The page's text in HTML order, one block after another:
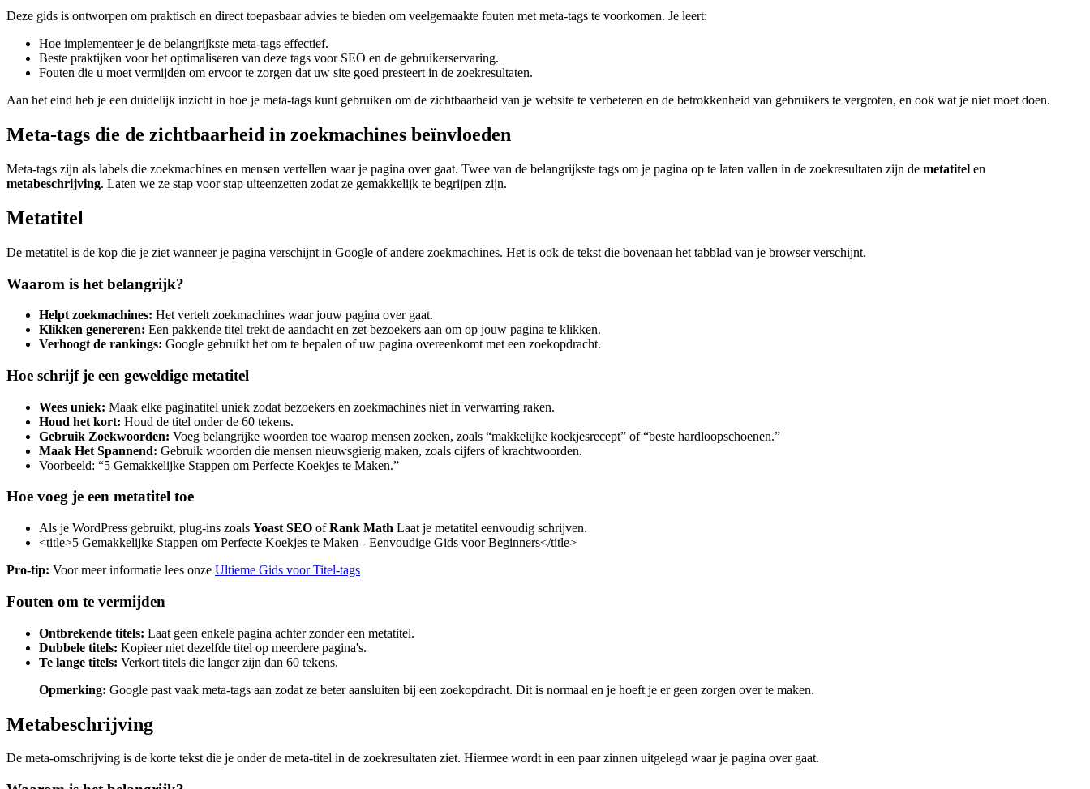
Deze gids is ontworpen om praktisch en direct toepasbaar advies te bieden om veelgemaakte fouten met meta-tags te voorkomen. Je leert:
Hoe implementeer je de belangrijkste meta-tags effectief.
Beste praktijken voor het optimaliseren van deze tags voor SEO en de gebruikerservaring.
Fouten die u moet vermijden om ervoor te zorgen dat uw site goed presteert in de zoekresultaten.
Aan het eind heb je een duidelijk inzicht in hoe je meta-tags kunt gebruiken om de zichtbaarheid van je website te verbeteren en de betrokkenheid van gebruikers te vergroten, en ook wat je niet moet doen.
Meta-tags die de zichtbaarheid in zoekmachines beïnvloeden
Meta-tags zijn als labels die zoekmachines en mensen vertellen waar je pagina over gaat. Twee van de belangrijkste tags om je pagina op te laten vallen in de zoekresultaten zijn de metatitel en
metabeschrijving. Laten we ze stap voor stap uiteenzetten zodat ze gemakkelijk te begrijpen zijn.
Metatitel
De metatitel is de kop die je ziet wanneer je pagina verschijnt in Google of andere zoekmachines. Het is ook de tekst die bovenaan het tabblad van je browser verschijnt.
Waarom is het belangrijk?
Helpt zoekmachines: Het vertelt zoekmachines waar jouw pagina over gaat.
Klikken genereren: Een pakkende titel trekt de aandacht en zet bezoekers aan om op jouw pagina te klikken.
Verhoogt de rankings: Google gebruikt het om te bepalen of uw pagina overeenkomt met een zoekopdracht.
Hoe schrijf je een geweldige metatitel
Wees uniek: Maak elke paginatitel uniek zodat bezoekers en zoekmachines niet in verwarring raken.
Houd het kort: Houd de titel onder de 60 tekens.
Gebruik Zoekwoorden: Voeg belangrijke woorden toe waarop mensen zoeken, zoals “makkelijke koekjesrecept” of “beste hardloopschoenen.”
Maak Het Spannend: Gebruik woorden die mensen nieuwsgierig maken, zoals cijfers of krachtwoorden.
Voorbeeld: “5 Gemakkelijke Stappen om Perfecte Koekjes te Maken.”
Hoe voeg je een metatitel toe
Als je WordPress gebruikt, plug-ins zoals Yoast SEO ofRank Math Laat je metatitel eenvoudig schrijven.
<title>5 Gemakkelijke Stappen om Perfecte Koekjes te Maken - Eenvoudige Gids voor Beginners</title>
Pro-tip: Voor meer informatie lees onze Ultieme Gids voor Titel-tags
Fouten om te vermijden
Ontbrekende titels: Laat geen enkele pagina achter zonder een metatitel.
Dubbele titels: Kopieer niet dezelfde titel op meerdere pagina's.
Te lange titels: Verkort titels die langer zijn dan 60 tekens.
Opmerking: Google past vaak meta-tags aan zodat ze beter aansluiten bij een zoekopdracht. Dit is normaal en je hoeft je er geen zorgen over te maken.
Metabeschrijving
De meta-omschrijving is de korte tekst die je onder de meta-titel in de zoekresultaten ziet. Hiermee wordt in een paar zinnen uitgelegd waar je pagina over gaat.